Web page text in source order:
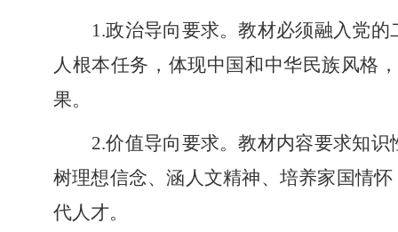
1.政治导向要求。教材必须融入党
人根本任务，体现中国和中华民族风格
果。
2.价值导向要求。教材内容要求知
树理想信念、涵人文精神、培养家国情
代人才。